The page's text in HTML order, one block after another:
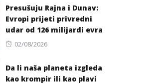
Presušuju Rajna i Dunav:
Evropi prijeti privredni
udar od 126 milijardi evra
Posted
02/08/2026
Da li naša planeta izgleda
kao krompir ili kao plavi